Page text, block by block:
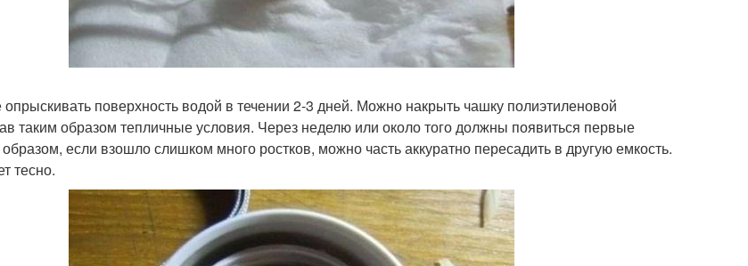
поверхность водой в течении 2-3 дней. Можно накрыть чашку полиэтиленовой
таким образом тепличные условия. Через неделю или около того должны появиться первые
если взошло слишком много ростков, можно часть аккуратно пересадить в другую емкость.
тесно.